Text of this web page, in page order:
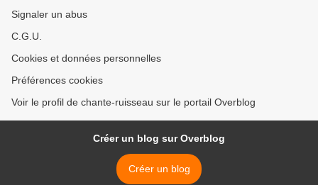
Signaler un abus
C.G.U.
Cookies et données personnelles
Préférences cookies
Voir le profil de chante-ruisseau sur le portail Overblog
Créer un blog sur Overblog
Créer un blog